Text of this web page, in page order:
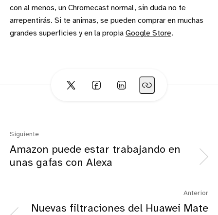
con al menos, un Chromecast normal, sin duda no te
arrepentirás. Si te animas, se pueden comprar en muchas
grandes superficies y en la propia Google Store.
Siguiente
Amazon puede estar trabajando en
unas gafas con Alexa
Anterior
Nuevas filtraciones del Huawei Mate